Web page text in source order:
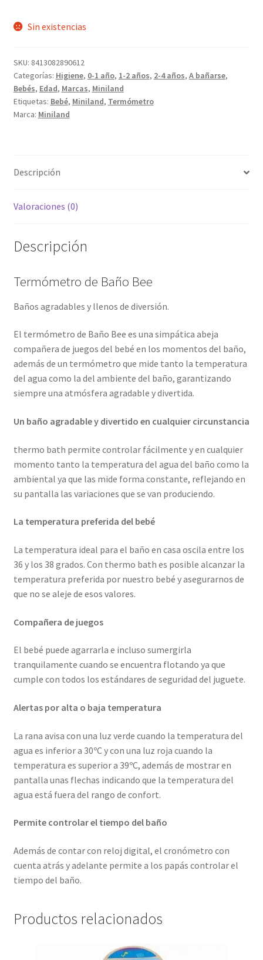
Sin existencias
SKU: 8413082890612
Categorías: Higiene, 0-1 año, 1-2 años, 2-4 años, A bañarse,
Bebés, Edad, Marcas, Miniland
Etiquetas: Bebé, Miniland, Termómetro
Marca: Miniland
Descripción
Valoraciones (0)
Descripción
Termómetro de Baño Bee
Baños agradables y llenos de diversión.
El termómetro de Baño Bee es una simpática abeja
compañera de juegos del bebé en los momentos del baño,
además de un termómetro que mide tanto la temperatura
del agua como la del ambiente del baño, garantizando
siempre una atmósfera agradable y divertida.
Un baño agradable y divertido en cualquier circunstancia
thermo bath permite controlar fácilmente y en cualquier
momento tanto la temperatura del agua del baño como la
ambiental ya que las mide forma constante, reflejando en
su pantalla las variaciones que se van produciendo.
La temperatura preferida del bebé
La temperatura ideal para el baño en casa oscila entre los
36 y los 38 grados. Con thermo bath es posible alcanzar la
temperatura preferida por nuestro bebé y asegurarnos de
que no se aleje de esos valores.
Compañera de juegos
El bebé puede agarrarla e incluso sumergirla
tranquilamente cuando se encuentra flotando ya que
cumple con todos los estándares de seguridad del juguete.
Alertas por alta o baja temperatura
La rana avisa con una luz verde cuando la temperatura del
agua es inferior a 30ºC y con una luz roja cuando la
temperatura es superior a 39ºC, además de mostrar en
pantalla unas flechas indicando que la temperatura del
agua está fuera del rango de confort.
Permite controlar el tiempo del baño
Además de contar con reloj digital, el cronómetro con
cuenta atrás y adelante permite a los papás controlar el
tiempo del baño.
Productos relacionados